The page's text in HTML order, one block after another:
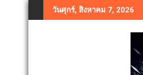
to
วันศุกร์, สิงหาคม 7, 2026